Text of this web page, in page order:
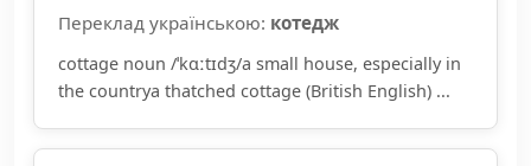
Переклад українською: котедж
cottage noun /ˈkɑːtɪdʒ/a small house, especially in
the countrya thatched cottage (British English) ...